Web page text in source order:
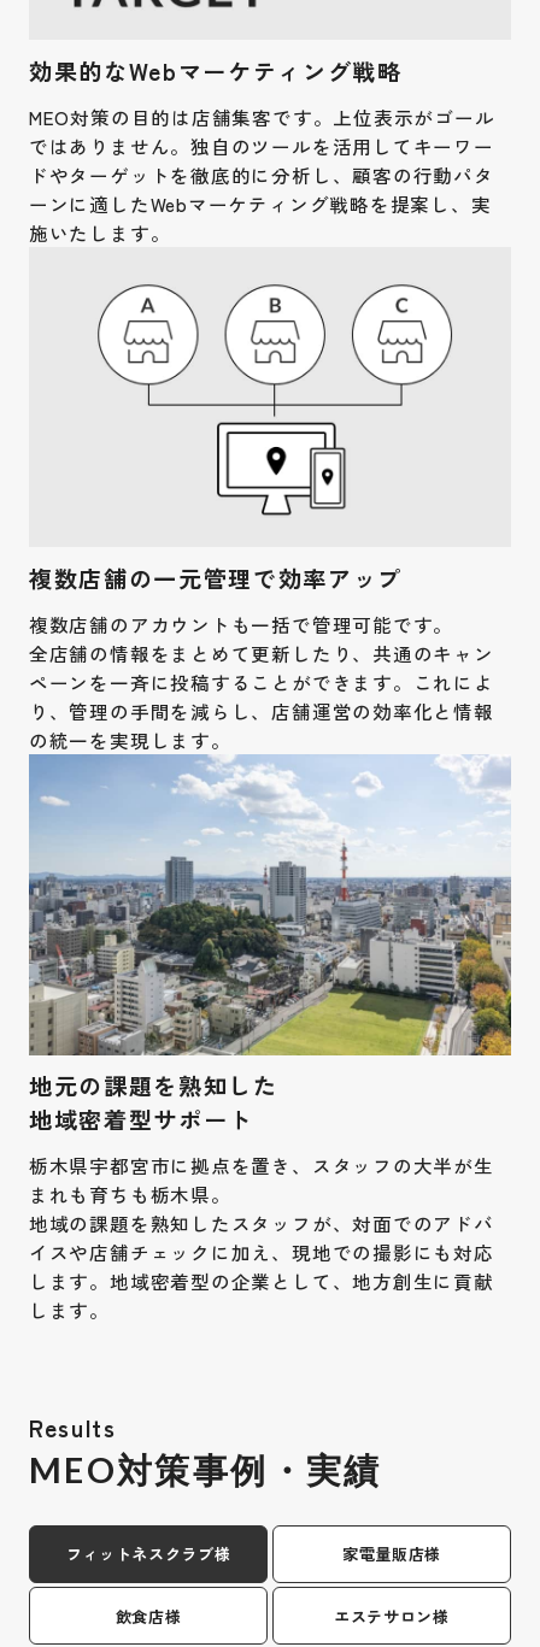
効果的なWebマーケティング戦略
MEO対策の目的は店舗集客です。上位表示がゴール
ではありません。独自のツールを活用してキーワー
ドやターゲットを徹底的に分析し、顧客の行動パタ
ーンに適したWebマーケティング戦略を提案し、実
施いたします。
複数店舗の一元管理で効率アップ
複数店舗のアカウントも一括で管理可能です。
全店舗の情報をまとめて更新したり、共通のキャン
ペーンを一斉に投稿することができます。これによ
り、管理の手間を減らし、店舗運営の効率化と情報
の統一を実現します。
地元の課題を熟知した
地域密着型サポート
栃木県宇都宮市に拠点を置き、スタッフの大半が生
まれも育ちも栃木県。
地域の課題を熟知したスタッフが、対面でのアドバ
イスや店舗チェックに加え、現地での撮影にも対応
します。地域密着型の企業として、地方創生に貢献
します。
Results
MEO対策事例・実績
フィットネスクラブ様 家電量販店様
飲食店様 エステサロン様